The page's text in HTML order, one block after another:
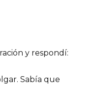
y respondí:
Sabía que